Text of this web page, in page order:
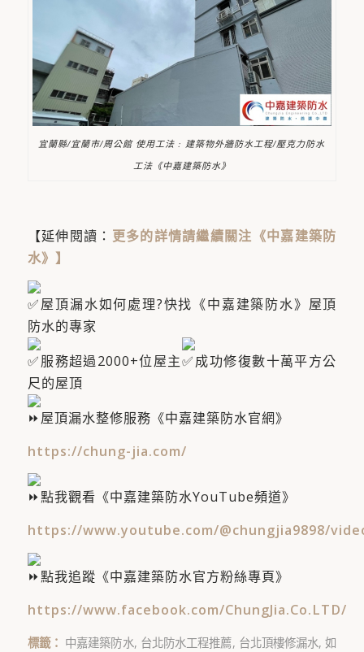
宜蘭縣/宜蘭市/周公館 使用工法 : 建築物外牆防水工程/壓克力防水
工法《中嘉建築防水》
【延伸閱讀： 更多的詳情請繼續關注《中嘉建築防
水》 】
屋頂漏水如何處理?快找《中嘉建築防水》屋頂
防水的專家
服務超過2000+位屋主​
成功修復數十萬平方公
尺的屋頂
屋頂漏水整修服務《中嘉建築防水官網》
https://chung-jia.com/
點我觀看《中嘉建築防水YouTube頻道》
https://www.youtube.com/@chungjia9898/
點我追蹤《中嘉建築防水官方粉絲專頁》
https://www.facebook.com/ChungJia.Co.LTD/
標籤： 中嘉建築防水, 台北防水工程推薦, 台北頂樓修漏水,如